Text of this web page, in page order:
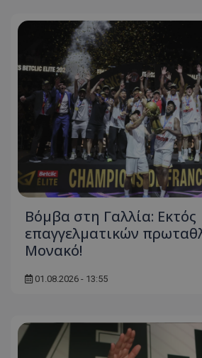
Βόμβα στη Γαλλία: Εκτός
επαγγελματικών
Μονακό!
01.08.2026 - 13:55